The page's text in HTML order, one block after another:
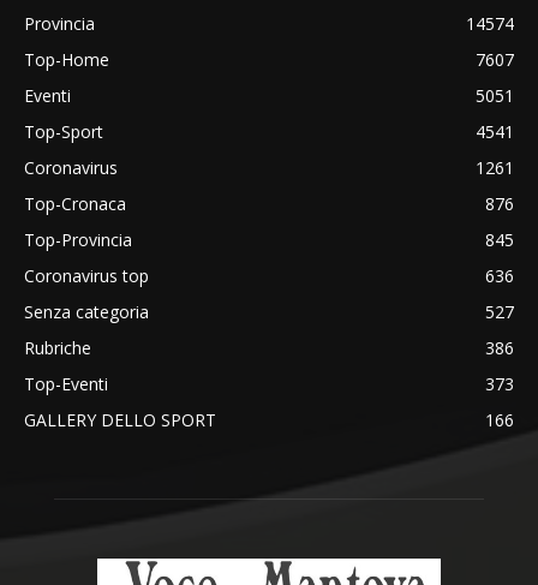
Provincia
14574
Top-Home
7607
Eventi
5051
Top-Sport
4541
Coronavirus
1261
Top-Cronaca
876
Top-Provincia
845
Coronavirus top
636
Senza categoria
527
Rubriche
386
Top-Eventi
373
GALLERY DELLO SPORT
166